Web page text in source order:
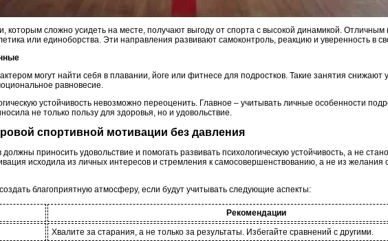
которым сложно усидеть на месте, получают выгоду от спорта с высокой динамикой. Отличным
или единоборства. Эти направления развивают самоконтроль, реакцию и уверенность в
могут найти себя в плавании, йоге или фитнесе для подростков. Такие занятия снижают
равновесие.
устойчивость невозможно переоценить. Главное – учитывать личные особенности
не только пользу для здоровья, но и удовольствие.
спортивной мотивации без давления
приносить удовольствие и помогать развивать психологическую устойчивость, а не
исходила из личных интересов и стремления к самосовершенствованию, а не из желания
благоприятную атмосферу, если будут учитывать следующие аспекты:
Рекомендации
Хвалите за старания, а не только за результаты. Избегайте сравнений с другими.